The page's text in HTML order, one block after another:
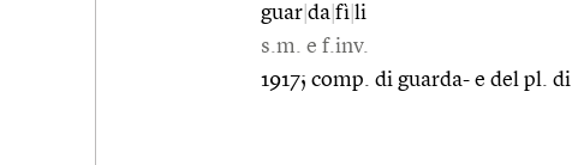
guar da fì li
s.m. e f.inv.
1917; comp. di guarda- e del pl. di